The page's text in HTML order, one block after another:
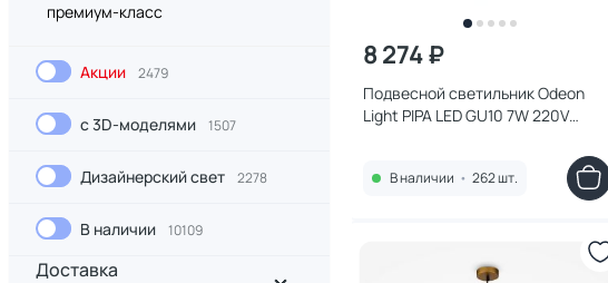
премиум-класс
Акции 2479
с 3D-моделями 1507
Дизайнерский свет 2278
В наличии 10109
Доставка
8 274 ₽
Подвесной светильник Odeon
Light PIPA LED GU10 7W 220V
В наличии • 262 шт.